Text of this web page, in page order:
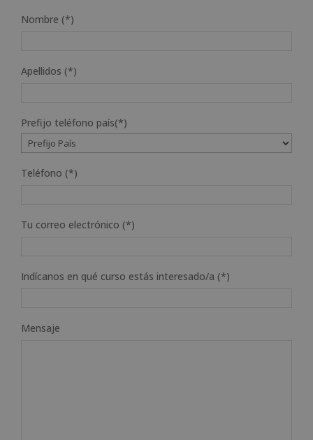
Nombre (*)
Apellidos (*)
Prefijo teléfono país(*)
Teléfono (*)
Tu correo electrónico (*)
Indícanos en qué curso estás interesado/a (*)
Mensaje